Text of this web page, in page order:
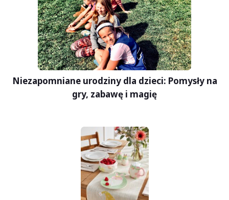
Niezapomniane urodziny dla dzieci: Pomysły na
gry, zabawę i magię